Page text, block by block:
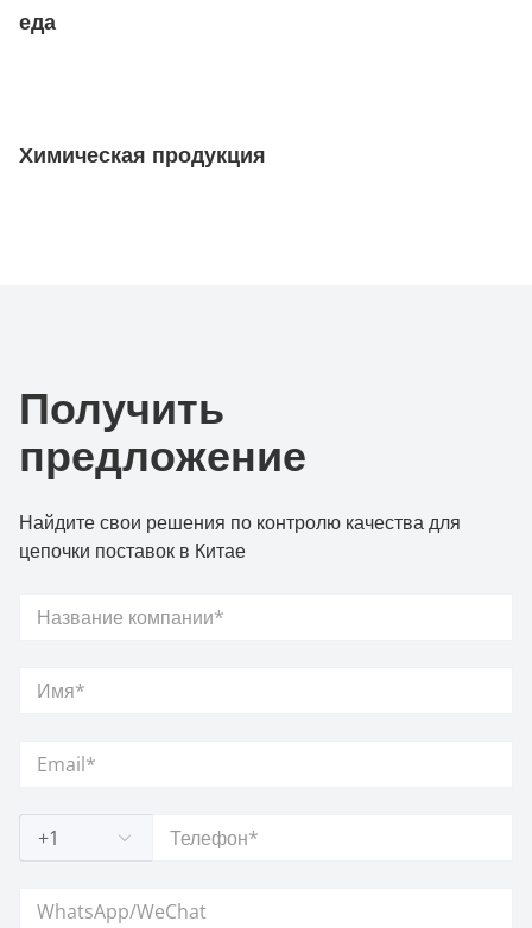
еда
Химическая продукция
Получить
предложение
Найдите свои решения по контролю качества для
цепочки поставок в Китае
+1